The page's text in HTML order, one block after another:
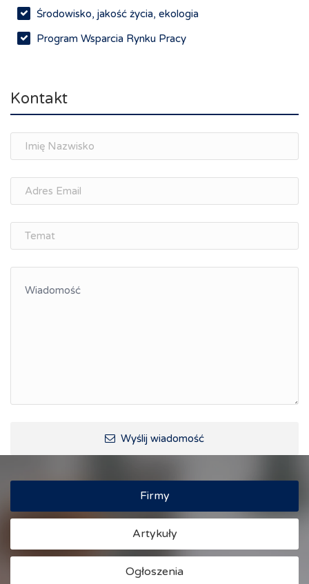
Środowisko, jakość życia, ekologia
Program Wsparcia Rynku Pracy
Spotkania branżowe
osobisty
Memorandum Gospodarcze PL-CZ
Śląskie Porozumienie Gospodarcze
ŚLĄSK.ONLINE
Integracja
Kontakt
Wyślij wiadomość
Firmy
Artykuły
Ogłoszenia